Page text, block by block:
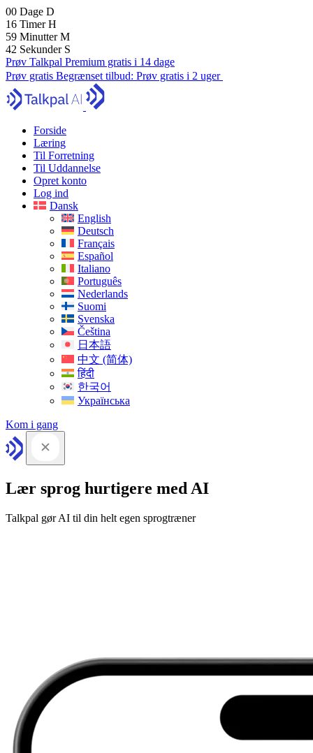
00 Dage D
16 TimerH
59 MinutterM
40 Sekunder S
Prøv Talkpal Premium gratis i 14 dage
Prøv gratis Begrænset tilbud: Prøv gratis i 2 uger
Forside
Læring
Til Forretning
Til Uddannelse
Opret konto
Log ind
Dansk
English
Deutsch
Français
Español
Italiano
Português
Nederlands
Suomi
Svenska
Čeština
日本語
中文 (简体)
हिंदी
한국어
Українська
Kom i gang
Lær sprog hurtigere med AI
Talkpal gør AI til din helt egen sprogtræner